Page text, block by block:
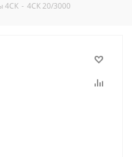
4СК - 4СК 20/3000